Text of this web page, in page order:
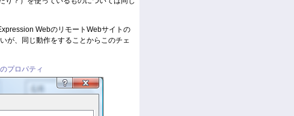
WebのリモートWebサイトの
が、同じ動作をすることからこのチェ
プロパティ